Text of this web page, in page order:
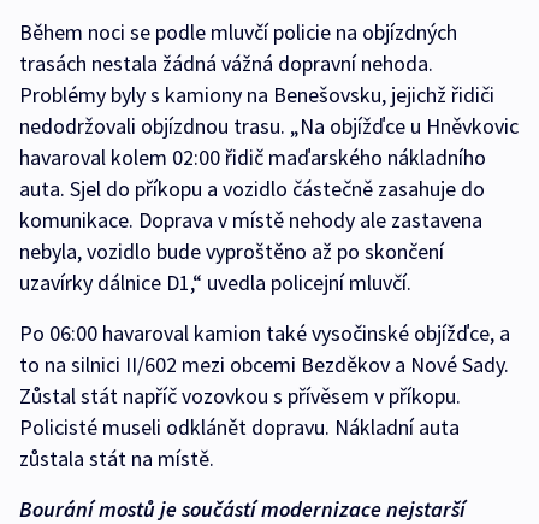
Během noci se podle mluvčí policie na objízdných
trasách nestala žádná vážná dopravní nehoda.
Problémy byly s kamiony na Benešovsku, jejichž řidiči
nedodržovali objízdnou trasu. „Na objížďce u Hněvkovic
havaroval kolem 02:00 řidič maďarského nákladního
auta. Sjel do příkopu a vozidlo částečně zasahuje do
komunikace. Doprava v místě nehody ale zastavena
nebyla, vozidlo bude vyproštěno až po skončení
uzavírky dálnice D1,“ uvedla policejní mluvčí.
Po 06:00 havaroval kamion také vysočinské objížďce, a
to na silnici II/602 mezi obcemi Bezděkov a Nové Sady.
Zůstal stát napříč vozovkou s přívěsem v příkopu.
Policisté museli odklánět dopravu. Nákladní auta
zůstala stát na místě.
Bourání mostů je součástí modernizace nejstarší